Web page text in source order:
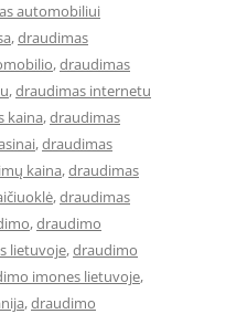
automobiliui
,draudimas
,draudimas
,draudimas internetu
kaina,draudimas
,draudimas
kaina,draudimas
,draudimas
,draudimo
lietuvoje,draudimo
imones lietuvoje,
,draudimo